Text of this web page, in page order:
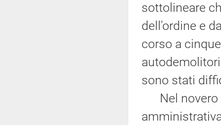
sottolineare
dell'ordine e
corso a
sono stati
Nel novero